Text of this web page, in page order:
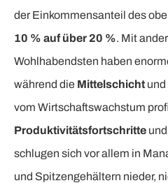
der Einkommensanteil des
10 % auf über 20 %. Mit
Wohlhabendsten haben
während die Mittelschicht
vom Wirtschaftswachstum
Produktivitätsfortschritte
schlugen sich vor allem in
und Spitzengehältern nieder,